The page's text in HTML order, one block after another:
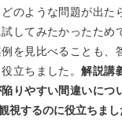
のような問題が出た
してみたかったため
を見比べることも、
立ちました。解説講
りやすい間違いにつ
視するのに役立ちまし